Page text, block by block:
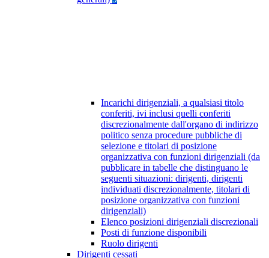
Incarichi dirigenziali, a qualsiasi titolo
conferiti, ivi inclusi quelli conferiti
discrezionalmente dall'organo di indirizzo
politico senza procedure pubbliche di
selezione e titolari di posizione
organizzativa con funzioni dirigenziali (da
pubblicare in tabelle che distinguano le
seguenti situazioni: dirigenti, dirigenti
individuati discrezionalmente, titolari di
posizione organizzativa con funzioni
dirigenziali)
Elenco posizioni dirigenziali discrezionali
Posti di funzione disponibili
Ruolo dirigenti
Dirigenti cessati